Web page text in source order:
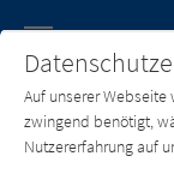
SUCHE
Auf unserer
zwingend benötigt,
Nutzererfahrung auf